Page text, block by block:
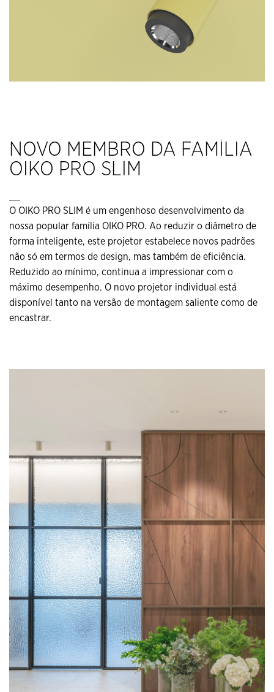
NOVO MEMBRO DA FAMÍLIA
OIKO PRO SLIM
O OIKO PRO SLIM é um engenhoso desenvolvimento da
nossa popular família OIKO PRO. Ao reduzir o diâmetro de
forma inteligente, este projetor estabelece novos padrões
não só em termos de design, mas também de eficiência.
Reduzido ao mínimo, continua a impressionar com o
máximo desempenho. O novo projetor individual está
disponível tanto na versão de montagem saliente como de
encastrar.